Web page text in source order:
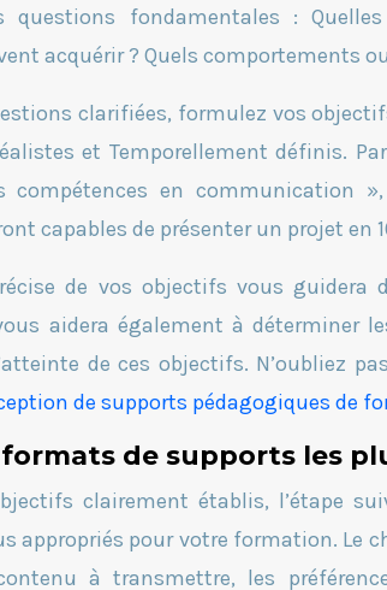
questions fondamentales :
acquérir ? Quels comportements
clarifiées, formulez vos
et Temporellement définis.
compétences en
capables de présenter un projet
de vos objectifs vous
aidera également à déterminer
de ces objectifs. N’oubliez
de supports pédagogiques de
formats de supports les
clairement établis, l’étape
appropriés pour votre formation. Le
à transmettre, les